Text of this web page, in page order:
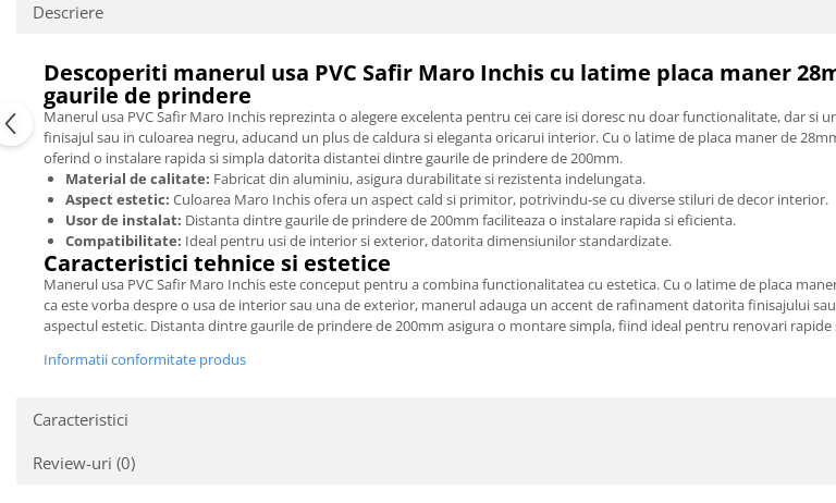
Descriere
Descoperiti manerul usa PVC Safir Maro Inchis cu latime placa maner
gaurile de prindere
Manerul usa PVC Safir Maro Inchis reprezinta o alegere excelenta pentru cei care isi doresc nu doar functionalitate, dar
finisajul sau in culoarea negru, aducand un plus de caldura si eleganta oricarui interior. Cu o latime de placa maner de
oferind o instalare rapida si simpla datorita distantei dintre gaurile de prindere de 200mm.
Material de calitate: Fabricat din aluminiu, asigura durabilitate si rezistenta indelungata.
Aspect estetic: Culoarea Maro Inchis ofera un aspect cald si primitor, potrivindu-se cu diverse stiluri de decor interior.
Usor de instalat: Distanta dintre gaurile de prindere de 200mm faciliteaza o instalare rapida si eficienta.
Compatibilitate: Ideal pentru usi de interior si exterior, datorita dimensiunilor standardizate.
Caracteristici tehnice si estetice
Manerul usa PVC Safir Maro Inchis este conceput pentru a combina functionalitatea cu estetica. Cu o latime de placa
ca este vorba despre o usa de interior sau una de exterior, manerul adauga un accent de rafinament datorita finisajului
aspectul estetic. Distanta dintre gaurile de prindere de 200mm asigura o montare simpla, fiind ideal pentru renovari rapide
Informatii conformitate produs
Caracteristici
Review-uri (0)